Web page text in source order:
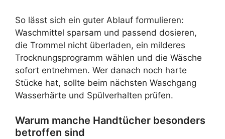
So lässt sich ein guter Ablauf formulieren:
Waschmittel sparsam und passend dosieren,
die Trommel nicht überladen, ein milderes
Trocknungsprogramm wählen und die Wäsche
sofort entnehmen. Wer danach noch harte
Stücke hat, sollte beim nächsten Waschgang
Wasserhärte und Spülverhalten prüfen.
Warum manche Handtücher besonders
betroffen sind